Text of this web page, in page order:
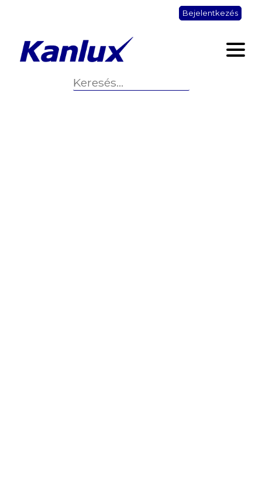
Bejelentkezés